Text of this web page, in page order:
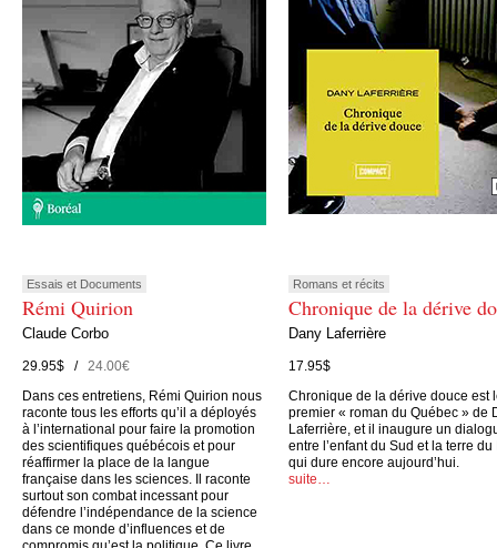
Essais et Documents
Rémi Quirion
Claude Corbo
29.95$ /24.00€
Dans ces entretiens, Rémi Quirion nous
raconte tous les efforts qu’il a déployés
à l’international pour faire la promotion
des scientifiques québécois et pour
réaffirmer la place de la langue
française dans les sciences. Il raconte
surtout son combat incessant pour
défendre l’indépendance de la science
dans ce monde d’influences et de
Romans et récits
Chronique de la dérive
Dany Laferrière
17.95$
Chronique de la dérive douce est
premier « roman du Québec » de
Laferrière, et il inaugure un
entre l’enfant du Sud et la terre du
qui dure encore aujourd’hui.
suite…